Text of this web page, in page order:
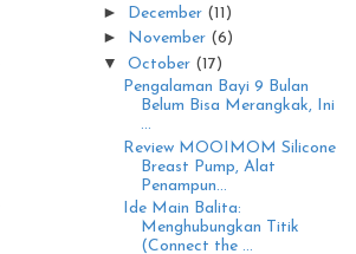
► December (11)
► November (6)
▼ October (17)
Pengalaman Bayi 9 Bulan
Belum Bisa Merangkak, Ini
...
Review MOOIMOM Silicone
Breast Pump, Alat
Penampun...
Ide Main Balita:
Menghubungkan Titik
(Connect the ...